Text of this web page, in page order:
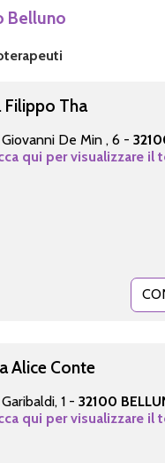
Belluno
Filippo Tha
De Min , 6 -
qui per visualizzare il
Alice Conte
1 -32100
qui per visualizzare il